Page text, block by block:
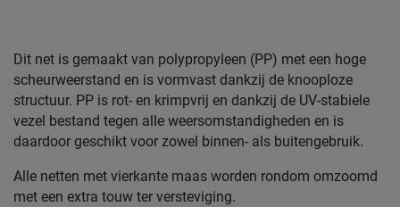
Dit net is gemaakt van polypropyleen (PP) met een hoge
scheurweerstand en is vormvast dankzij de knooploze
structuur. PP is rot- en krimpvrij en dankzij de UV-stabiele
vezel bestand tegen alle weersomstandigheden en is
daardoor geschikt voor zowel binnen- als buitengebruik.
Alle netten met vierkante maas worden rondom omzoomd
met een extra touw ter versteviging.